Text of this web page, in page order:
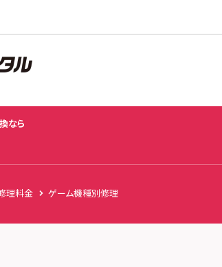
修理速報 お客様の声 お知らせ
なら
理料金 ゲーム機種別修理